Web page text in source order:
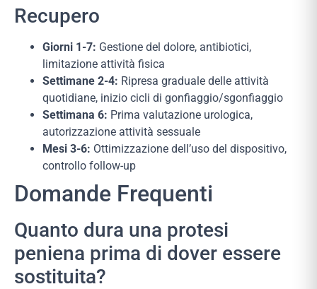
Recupero
Giorni 1-7: Gestione del dolore, antibiotici,
limitazione attività fisica
Settimane 2-4: Ripresa graduale delle attività
quotidiane, inizio cicli di gonfiaggio/sgonfiaggio
Settimana 6: Prima valutazione urologica,
autorizzazione attività sessuale
Mesi 3-6: Ottimizzazione dell’uso del dispositivo,
controllo follow-up
Domande Frequenti
Quanto dura una protesi
peniena prima di dover essere
sostituita?